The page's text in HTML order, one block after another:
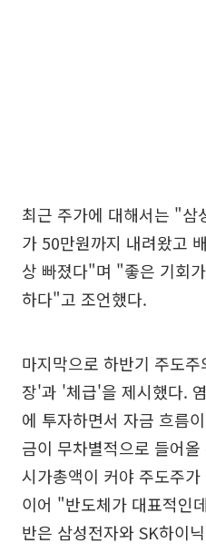
최근 주가에 대해서는 "삼
가 50만원까지 내려왔고
상 빠졌다"며 "좋은 기회
하다"고 조언했다.
마지막으로 하반기 주도
장'과 '체급'을 제시했다.
에 투자하면서 자금 흐름
금이 무차별적으로 들어
시가총액이 커야 주도주
이어 "반도체가 대표적인
반은 삼성전자와 SK하이